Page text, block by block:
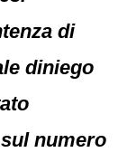
di
diniego
numero